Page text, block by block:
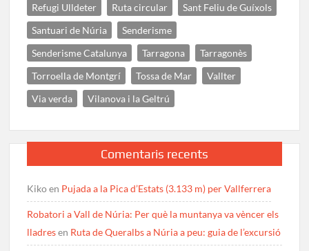
Refugi Ulldeter
Ruta circular
Sant Feliu de Guíxols
Santuari de Núria
Senderisme
Senderisme Catalunya
Tarragona
Tarragonès
Torroella de Montgrí
Tossa de Mar
Vallter
Via verda
Vilanova i la Geltrú
Comentaris recents
Kikoen Pujada a la Pica d’Estats (3.133 m) per Vallferrera
Robatori a Vall de Núria: Per què la muntanya va vèncer els
lladresen Ruta de Queralbs a Núria a peu: guia de l’excursió